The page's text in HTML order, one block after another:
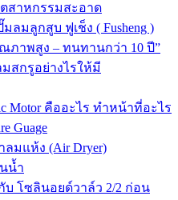
สาหกรรมสะอาด
ลมลูกสูบ ฟูเช็ง ( Fusheng )
ภาพสูง – ทนทานกว่า 10 ปี”
สกรูอย่างไรให้มี
Motor คืออะไร ทำหน้าที่อะไร
Guage
ลมแห้ง (Air Dryer)
น้ำ
บ โซลินอยด์วาล์ว 2/2 ก่อน